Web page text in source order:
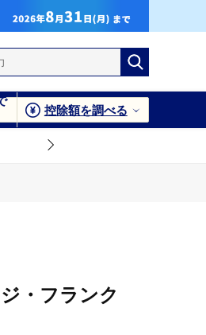
控除額を調べる
・フランク